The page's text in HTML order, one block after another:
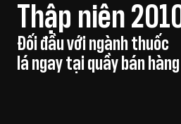
Thập niên
Đối đầu với ngành thuốc
lá ngay tại quầy bán hàng